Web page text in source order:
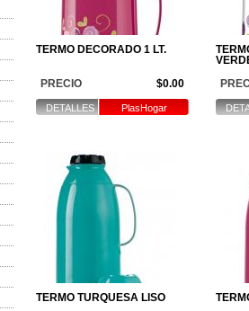
TERMO DECORADO 1 LT.
PRECIO $0.00
DETALLES PlasHogar
TERMO TURQUESA LISO